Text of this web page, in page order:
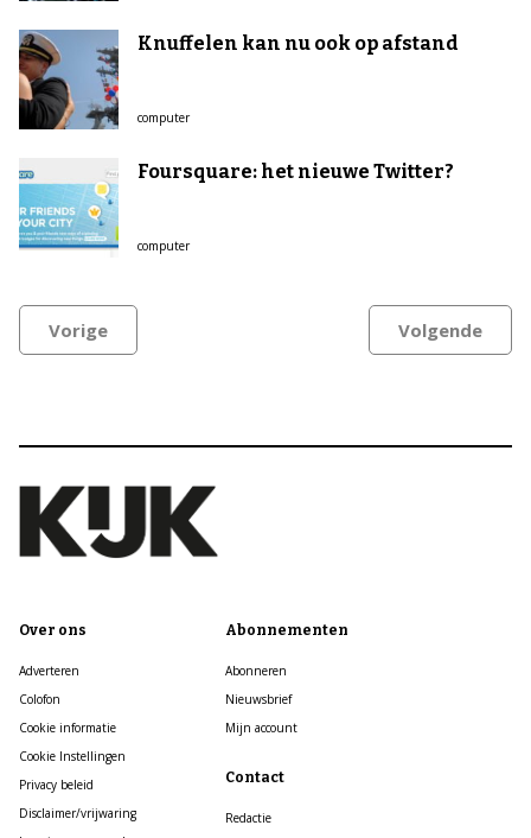
Knuffelen kan nu ook op afstand
computer
Foursquare: het nieuwe Twitter?
computer
Vorige Volgende
Over ons
Adverteren
Colofon
Cookie informatie
Cookie Instellingen
Privacy beleid
Disclaimer/vrijwaring
Abonnementen
Abonneren
Nieuwsbrief
Mijn account
Contact
Redactie